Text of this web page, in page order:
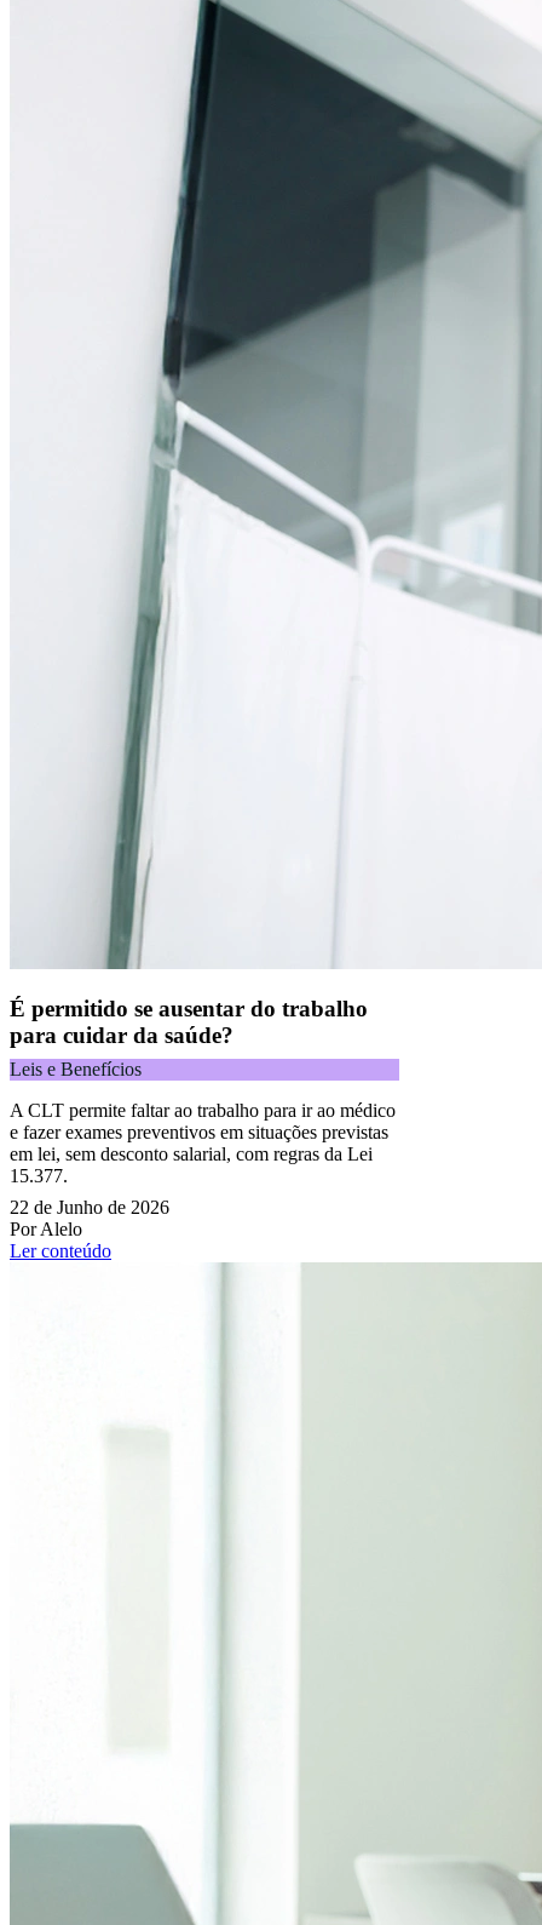
É permitido se ausentar do trabalho
para cuidar da saúde?
Leis e Benefícios
A CLT permite faltar ao trabalho para ir ao médico
e fazer exames preventivos em situações previstas
em lei, sem desconto salarial, com regras da Lei
15.377.
22 de Junho de 2026
Por Alelo
Ler conteúdo